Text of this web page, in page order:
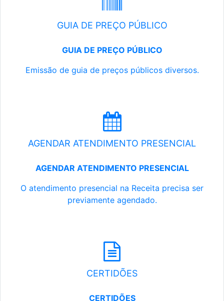
GUIA DE PREÇO PÚBLICO
GUIA DE PREÇO PÚBLICO
Emissão de guia de preços públicos diversos.
AGENDAR ATENDIMENTO PRESENCIAL
AGENDAR ATENDIMENTO PRESENCIAL
O atendimento presencial na Receita precisa ser
previamente agendado.
CERTIDÕES
CERTIDÕES